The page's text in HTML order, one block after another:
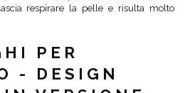
respirare la pelle e risulta molto
PER
- DESIGN